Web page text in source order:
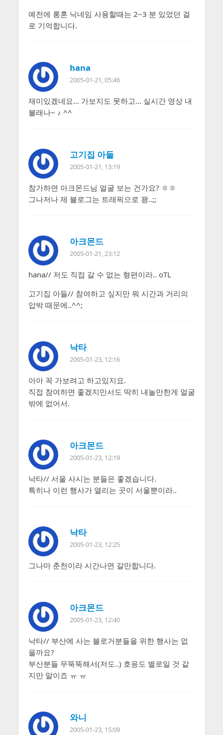
예전에 롱혼 닉네임 사용할때는 2~3 분 있었던 걸
로 기억합니다.
hana
2005-01-21, 05:46
재미있겠네요… 가보지도 못하고… 실시간 영상 내
볼래나~ ♪ ^^
고기집 아들
2005-01-21, 13:19
참가하면 아크몬드님 얼굴 보는 건가요? ㅎㅎ
그나저나 제 블로그는 트래픽으로 꽝..;;
아크몬드
2005-01-21, 23:12
hana// 저도 직접 갈 수 없는 형편이라.. oTL
고기집 아들// 참여하고 싶지만 뭐 시간과 거리의
압박 때문에..^^;
낙타
2005-01-23, 12:16
아아 꼭 가보려고 하고있지요.
직접 참여하면 좋겠지만서도 딱히 내놀만한게 얼굴
밖에 없어서.
아크몬드
2005-01-23, 12:19
낙타// 서울 사시는 분들은 좋겠습니다.
특히나 이런 행사가 열리는 곳이 서울뿐이라..
낙타
2005-01-23, 12:25
그나마 춘천이라 시간나면 갈만합니다.
아크몬드
2005-01-23, 12:40
낙타// 부산에 사는 블로거분들을 위한 행사는 없
을까요?
부산분들 무뚝뚝해서(저도..) 호응도 별로일 것 같
지만 말이죠 ㅠ ㅠ
와니
2005-01-23, 15:09